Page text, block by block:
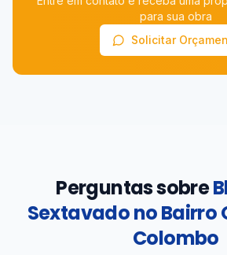
para sua obra
Solicitar
Perguntas sobre
Sextavado no Bairro
Colombo